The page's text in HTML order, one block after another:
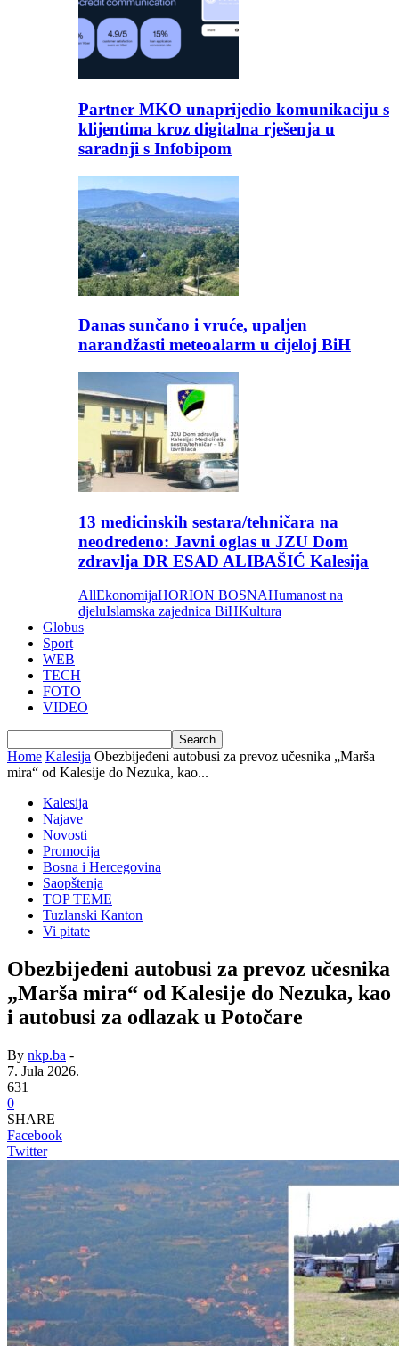
Partner MKO unaprijedio komunikaciju s
klijentima kroz digitalna rješenja u
saradnji s Infobipom
Danas sunčano i vruće, upaljen
narandžasti meteoalarm u cijeloj BiH
13 medicinskih sestara/tehničara na
neodređeno: Javni oglas u JZU Dom
zdravlja DR ESAD ALIBAŠIĆ Kalesija
AllEkonomijaHORION BOSNAHumanost na
djeluIslamska zajednica BiHKultura
Globus
Sport
WEB
TECH
FOTO
VIDEO
Home Kalesija Obezbijeđeni autobusi za prevoz učesnika „Marša
mira“ od Kalesije do Nezuka, kao...
Kalesija
Najave
Novosti
Promocija
Bosna i Hercegovina
Saopštenja
TOP TEME
Tuzlanski Kanton
Vi pitate
Obezbijeđeni autobusi za prevoz učesnika
„Marša mira“ od Kalesije do Nezuka, kao
i autobusi za odlazak u Potočare
By nkp.ba -
7. Jula 2026.
631
0
SHARE
Facebook
Twitter